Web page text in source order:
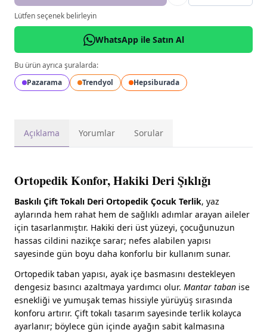
Lütfen seçenek belirleyin
WhatsApp ile Satın Al
Bu ürün ayrıca şuralarda:
Pazarama
Trendyol Hepsiburada
Açıklama Yorumlar Sorular
Ortopedik Konfor, Hakiki Deri Şıklığı
Baskılı Çift Tokalı Deri Ortopedik Çocuk Terlik, yaz
aylarında hem rahat hem de sağlıklı adımlar arayan aileler
için tasarlanmıştır. Hakiki deri üst yüzeyi, çocuğunuzun
hassas cildini nazikçe sarar; nefes alabilen yapısı
sayesinde gün boyu daha konforlu bir kullanım sunar.
Ortopedik taban yapısı, ayak içe basmasını destekleyen
dengesiz basıncı azaltmaya yardımcı olur. Mantar taban ise
esnekliği ve yumuşak temas hissiyle yürüyüş sırasında
konforu artırır. Çift tokalı tasarım sayesinde terlik kolayca
ayarlanır; böylece gün içinde ayağın sabit kalmasına